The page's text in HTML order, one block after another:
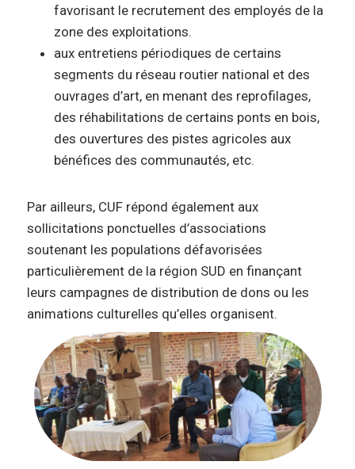
favorisant le recrutement des employés de la
zone des exploitations.
aux entretiens périodiques de certains
segments du réseau routier national et des
ouvrages d’art, en menant des reprofilages,
des réhabilitations de certains ponts en bois,
des ouvertures des pistes agricoles aux
bénéfices des communautés, etc.
Par ailleurs, CUF répond également aux
sollicitations ponctuelles d’associations
soutenant les populations défavorisées
particulièrement de la région SUD en finançant
leurs campagnes de distribution de dons ou les
animations culturelles qu’elles organisent.